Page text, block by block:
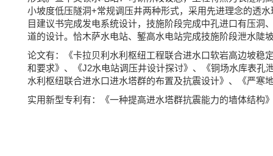
小坡度低压隧洞+常规调压井两种形式，采用先进理念的透
目建议书完成发电系统设计，技施阶段完成中孔进口有压
道的设计。恰木萨水电站、錾高水电站完成技施阶段泄水陡
论文有：《卡拉贝利水利枢纽工程联合进水口软岩高边坡稳
和要求》、《J2水电站调压井设计探讨》、《铜场水库表孔
水利枢纽联合进水口进水塔群的布置及抗震设计》、《严寒
实用新型专利有：《一种提高进水塔群抗震能力的墙体结构